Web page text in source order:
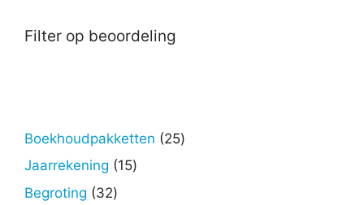
Filter op beoordeling
Boekhoudpakketten 2525
Jaarrekening 1515
Begroting 3232